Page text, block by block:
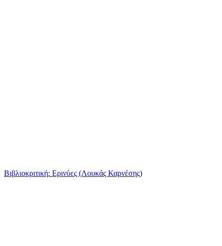
Βιβλιοκριτική: Ερινύες (Λουκάς Καρνέσης)